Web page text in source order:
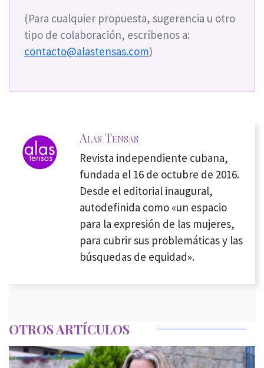
(Para cualquier propuesta, sugerencia u otro
tipo de colaboración, escríbenos a:
contacto@alastensas.com)
Alas Tensas
Revista independiente cubana,
fundada el 16 de octubre de 2016.
Desde el editorial inaugural,
autodefinida como «un espacio
para la expresión de las mujeres,
para cubrir sus problemáticas y las
búsquedas de equidad».
OTROS ARTÍCULOS